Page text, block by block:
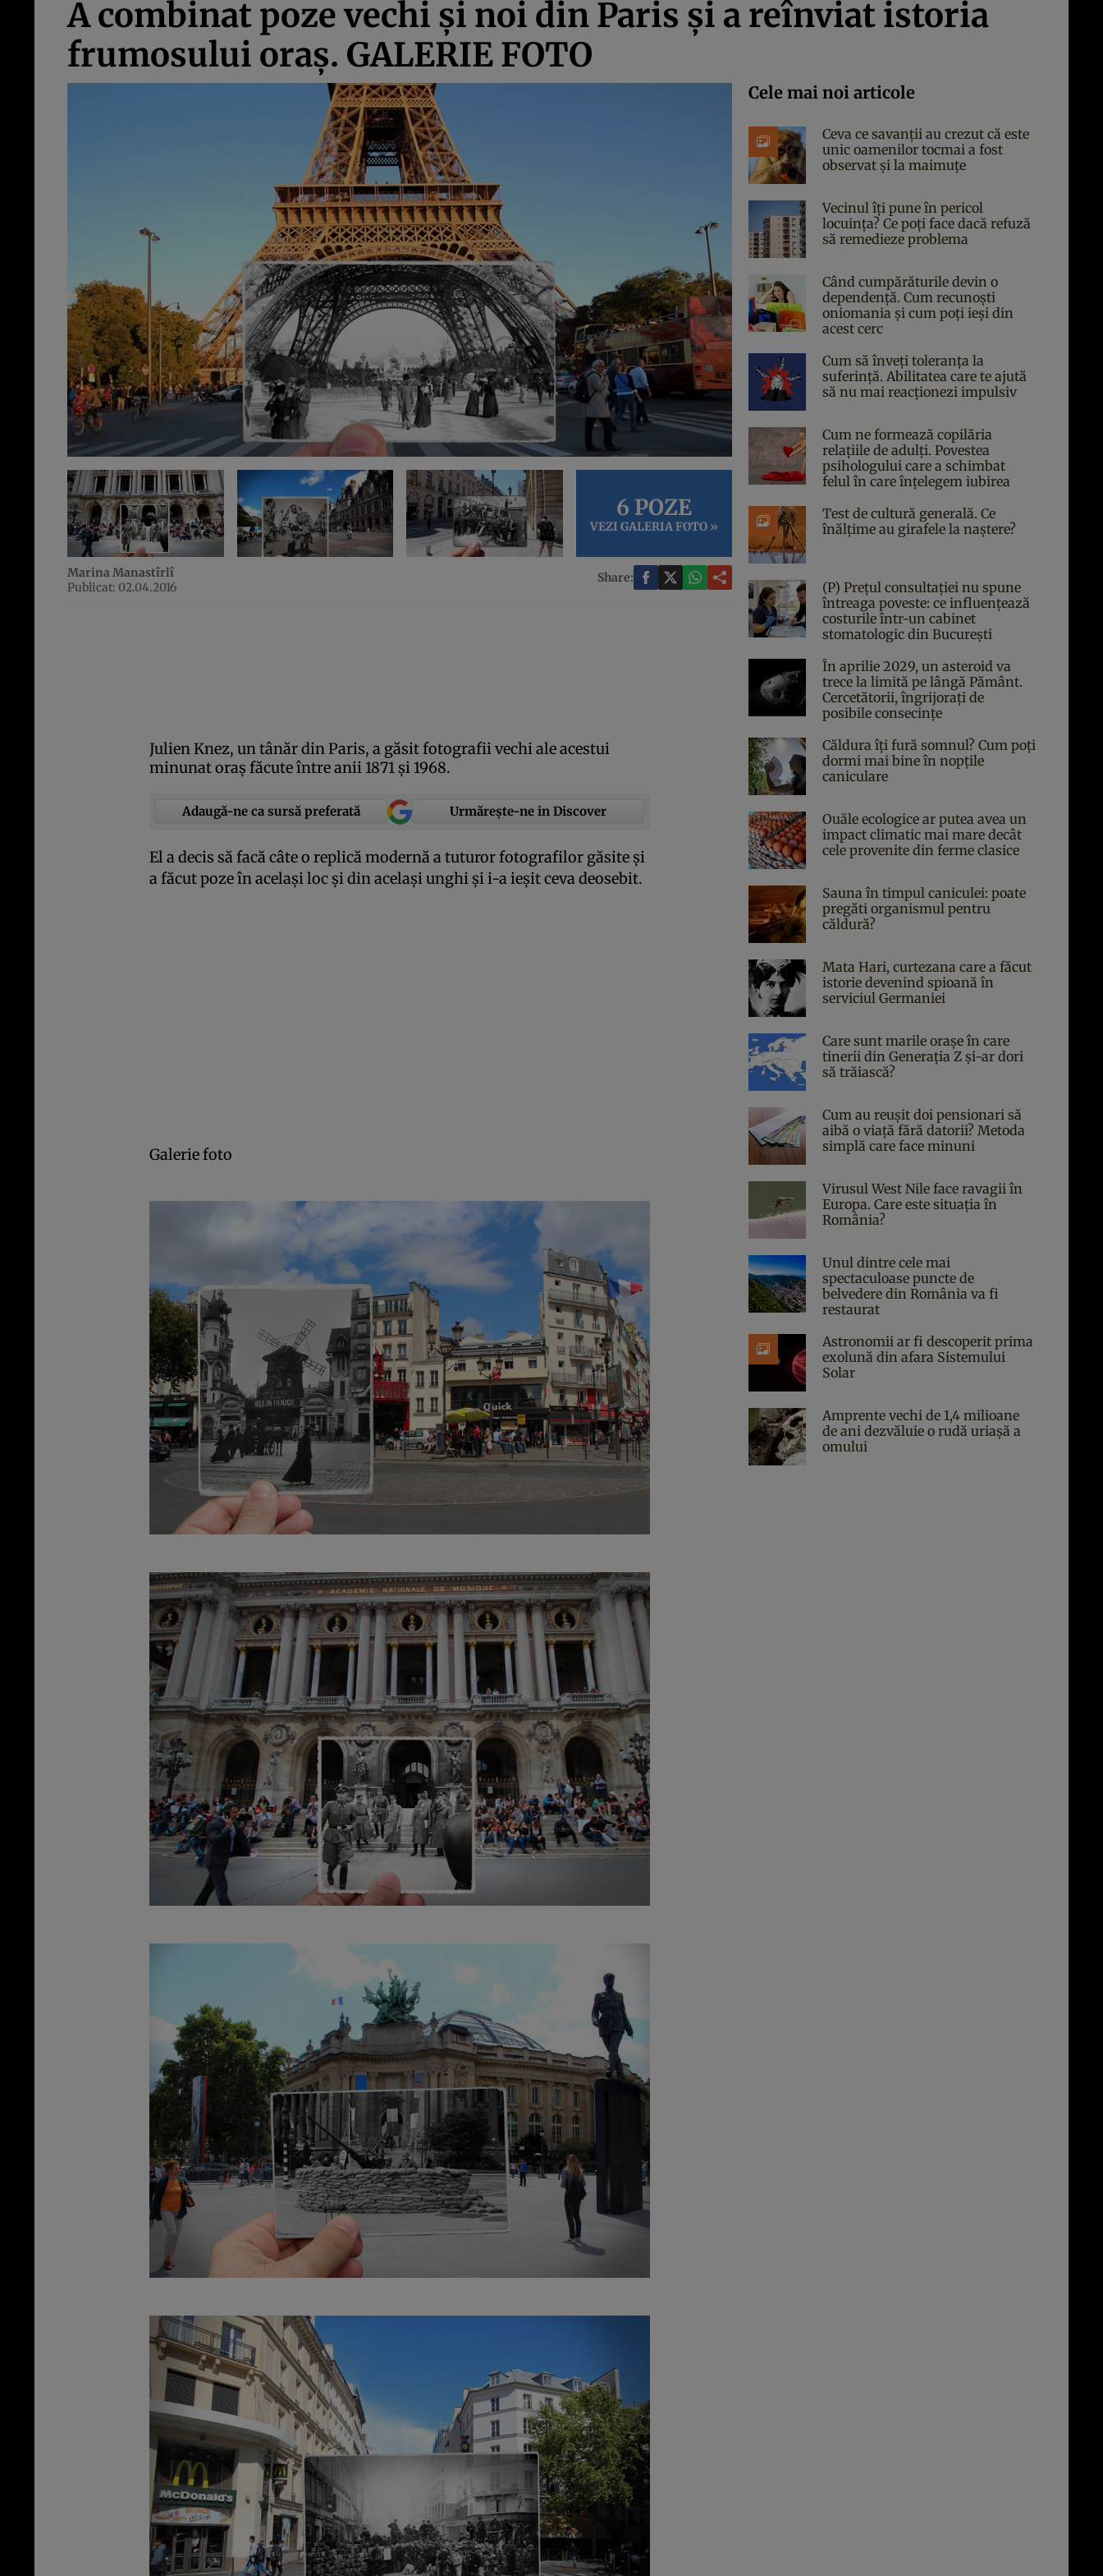
A combinat poze vechi şi noi din Paris şi a reînviat istoria
frumosului oraş. GALERIE FOTO
6 POZE
VEZI GALERIA FOTO »
Marina Manastîrlî
Publicat: 02.04.2016
Share:
Julien Knez, un tânăr din Paris, a găsit fotografii vechi ale acestui
minunat oraş făcute între anii 1871 şi 1968.
Adaugă-ne ca sursă preferată Urmărește-ne in Discover
El a decis să facă câte o replică modernă a tuturor fotografilor găsite şi
a făcut poze în acelaşi loc şi din acelaşi unghi şi i-a ieşit ceva deosebit.
Galerie foto
Cele mai noi articole
Ceva ce savanții au crezut că este
unic oamenilor tocmai a fost
observat și la maimuțe
Vecinul îți pune în pericol
locuința? Ce poți face dacă refuză
să remedieze problema
Când cumpărăturile devin o
dependență. Cum recunoști
oniomania și cum poți ieși din
acest cerc
Cum să înveți toleranța la
suferință. Abilitatea care te ajută
să nu mai reacționezi impulsiv
Cum ne formează copilăria
relațiile de adulți. Povestea
psihologului care a schimbat
felul în care înțelegem iubirea
Test de cultură generală. Ce
înălțime au girafele la naștere?
(P) Prețul consultației nu spune
întreaga poveste: ce influențează
costurile într-un cabinet
stomatologic din București
În aprilie 2029, un asteroid va
trece la limită pe lângă Pământ.
Cercetătorii, îngrijorați de
posibile consecințe
Căldura îți fură somnul? Cum poți
dormi mai bine în nopțile
caniculare
Ouăle ecologice ar putea avea un
impact climatic mai mare decât
cele provenite din ferme clasice
Sauna în timpul caniculei: poate
pregăti organismul pentru
căldură?
Mata Hari, curtezana care a făcut
istorie devenind spioană în
serviciul Germaniei
Care sunt marile orașe în care
tinerii din Generația Z și-ar dori
să trăiască?
Cum au reușit doi pensionari să
aibă o viață fără datorii? Metoda
simplă care face minuni
Virusul West Nile face ravagii în
Europa. Care este situația în
România?
Unul dintre cele mai
spectaculoase puncte de
belvedere din România va fi
restaurat
Astronomii ar fi descoperit prima
exolună din afara Sistemului
Solar
Amprente vechi de 1,4 milioane
de ani dezvăluie o rudă uriașă a
omului